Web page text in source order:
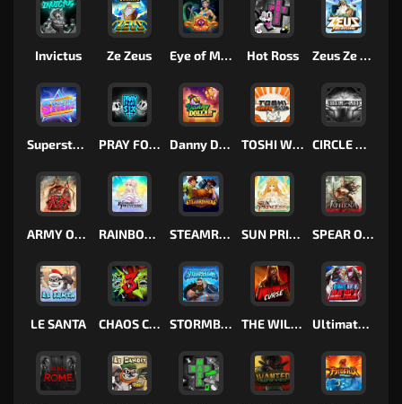
Invictus Ze Zeus Eye of Medusa Hot Ross Zeus Ze Zecond
Superstar Sevens PRAY FOR SIX Danny Dollar TOSHI WAYS CLUB CIRCLE OF LIFE
ARMY OF ARES RAINBOW PRINCESS STEAMRUNNERS SUN PRINCESS SPEAR OF ATHENA
LE SANTA CHAOS CREW 3 STORMBORN THE WILDWOOD CURSE Ultimate Slot of America